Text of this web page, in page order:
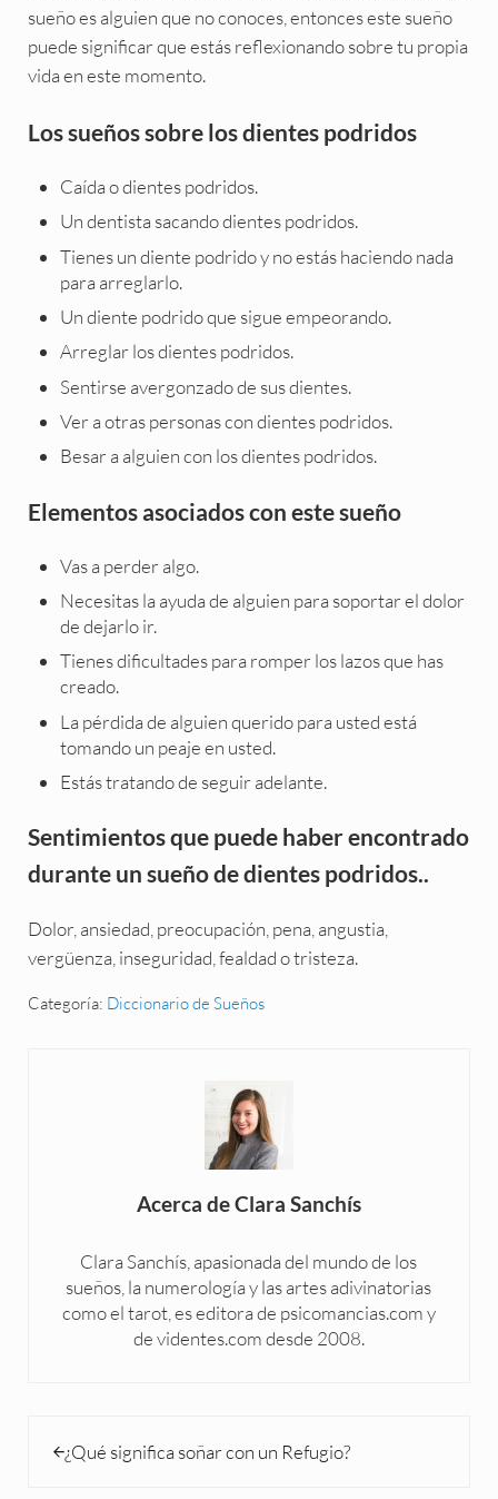
sueño es alguien que no conoces, entonces este sueño
puede significar que estás reflexionando sobre tu propia
vida en este momento.
Los sueños sobre los dientes podridos
Caída o dientes podridos.
Un dentista sacando dientes podridos.
Tienes un diente podrido y no estás haciendo nada
para arreglarlo.
Un diente podrido que sigue empeorando.
Arreglar los dientes podridos.
Sentirse avergonzado de sus dientes.
Ver a otras personas con dientes podridos.
Besar a alguien con los dientes podridos.
Elementos asociados con este sueño
Vas a perder algo.
Necesitas la ayuda de alguien para soportar el dolor
de dejarlo ir.
Tienes dificultades para romper los lazos que has
creado.
La pérdida de alguien querido para usted está
tomando un peaje en usted.
Estás tratando de seguir adelante.
Sentimientos que puede haber encontrado
durante un sueño de dientes podridos..
Dolor, ansiedad, preocupación, pena, angustia,
vergüenza, inseguridad, fealdad o tristeza.
Categoría: Diccionario de Sueños
Acerca deClara Sanchís
Clara Sanchís, apasionada del mundo de los
sueños, la numerología y las artes adivinatorias
como el tarot, es editora de psicomancias.com y
de videntes.com desde 2008.
¿Qué significa soñar con un Refugio?